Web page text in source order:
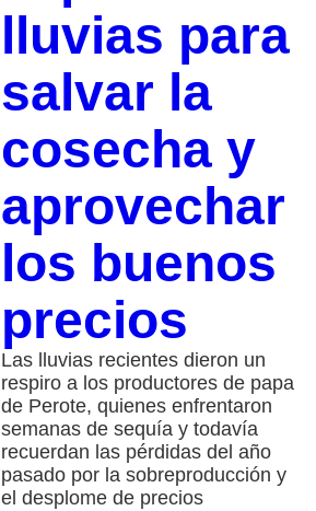
lluvias para
salvar la
cosecha y
aprovechar
los buenos
precios
Las lluvias recientes dieron un
respiro a los productores de papa
de Perote, quienes enfrentaron
semanas de sequía y todavía
recuerdan las pérdidas del año
pasado por la sobreproducción y
el desplome de precios